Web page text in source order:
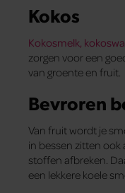
Kokos
Kokosmelk,
zorgen voor een
van groente en fruit.
Bevroren
Van fruit wordt je
in bessen zitten
stoffen afbreken.
een lekkere koele